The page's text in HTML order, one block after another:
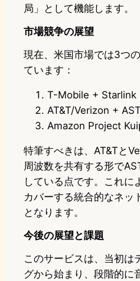
局」として機能します。
市場競争の展望
現在、米国市場では3つ
ています：
T-Mobile + Starlink
AT&T/Verizon +
Amazon Project
特筆すべきは、AT&Tと
周波数を共有する形で
している点です。これに
カバーする統合的なネッ
となります。
今後の展望と課題
このサービスは、当初は
グから始まり、段階的に